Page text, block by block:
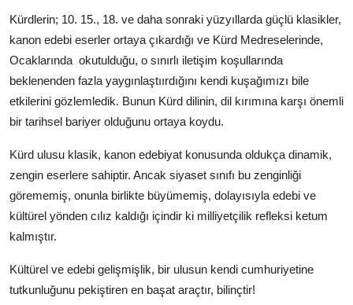
Kürdlerin; 10. 15., 18. ve daha sonraki yüzyıllarda güçlü klasikler,
kanon edebi eserler ortaya çıkardığı ve Kürd Medreselerinde,
Ocaklarında okutulduğu, o sınırlı iletişim koşullarında
beklenenden fazla yaygınlaştıırdığını kendi kuşağımızı bile
etkilerini gözlemledik. Bunun Kürd dilinin, dil kırımına karşı önemli
bir tarihsel bariyer olduğunu ortaya koydu.
Kürd ulusu klasik, kanon edebiyat konusunda oldukça dinamik,
zengin eserlere sahiptir. Ancak siyaset sınıfı bu zenginliği
görememiş, onunla birlikte büyümemiş, dolayısıyla edebi ve
kültürel yönden cılız kaldığı içindir ki milliyetçilik refleksi ketum
kalmıştır.
Kültürel ve edebi gelişmişlik, bir ulusun kendi cumhuriyetine
tutkunluğunu pekiştiren en başat araçtır, bilinçtir!